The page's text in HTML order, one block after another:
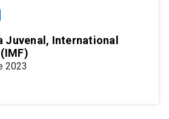
Juvenal, International
2023